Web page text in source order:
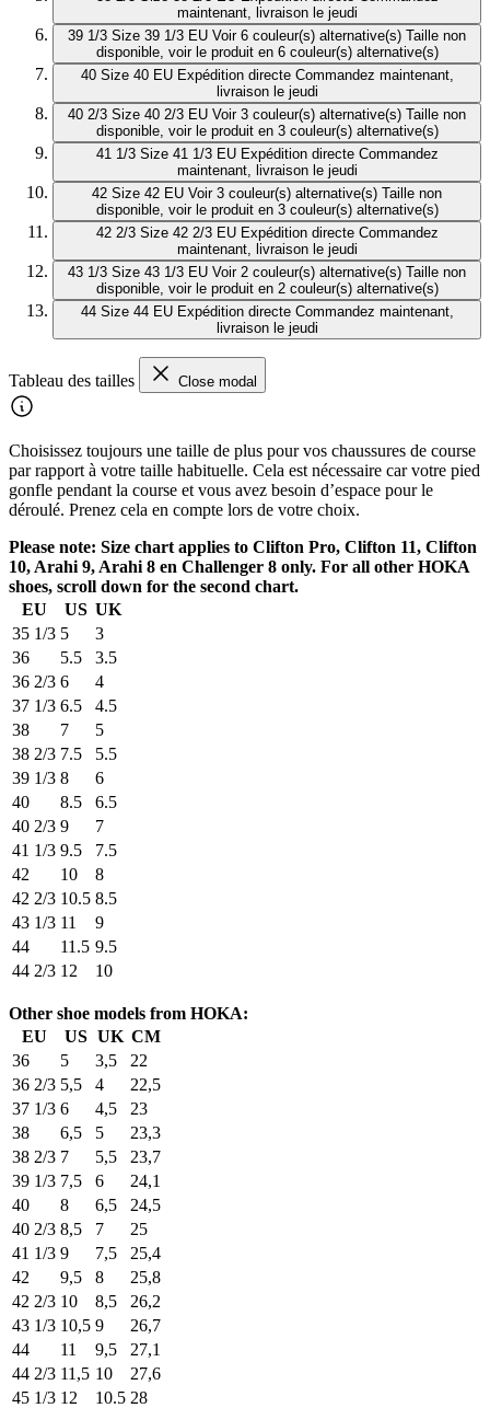
maintenant, livraison le jeudi
39 1/3 Size 39 1/3 EU Voir 6 couleur(s) alternative(s) Taille non
disponible, voir le produit en 6 couleur(s) alternative(s)
40 Size 40 EU Expédition directe Commandez maintenant,
livraison le jeudi
40 2/3 Size 40 2/3 EU Voir 3 couleur(s) alternative(s) Taille non
disponible, voir le produit en 3 couleur(s) alternative(s)
41 1/3 Size 41 1/3 EU Expédition directe Commandez
maintenant, livraison le jeudi
42 Size 42 EU Voir 3 couleur(s) alternative(s) Taille non
disponible, voir le produit en 3 couleur(s) alternative(s)
42 2/3 Size 42 2/3 EU Expédition directe Commandez
maintenant, livraison le jeudi
43 1/3 Size 43 1/3 EU Voir 2 couleur(s) alternative(s) Taille non
disponible, voir le produit en 2 couleur(s) alternative(s)
44 Size 44 EU Expédition directe Commandez maintenant,
livraison le jeudi
Tableau des tailles Close modal
Choisissez toujours une taille de plus pour vos chaussures de course
par rapport à votre taille habituelle. Cela est nécessaire car votre pied
gonfle pendant la course et vous avez besoin d’espace pour le
déroulé. Prenez cela en compte lors de votre choix.
Please note: Size chart applies to Clifton Pro, Clifton 11, Clifton
10, Arahi 9, Arahi 8 en Challenger 8 only. For all other HOKA
shoes, scroll down for the second chart.
EU
US UK
35 1/3 5
3
36
5.5
3.5
36 2/3 6
4
37 1/3 6.5
4.5
38
7
5
38 2/3 7.5
5.5
39 1/3 8
6
40
8.5
6.5
40 2/3 9
7
41 1/3 9.5
7.5
42
10
8
42 2/3 10.5 8.5
43 1/3 11
9
44
11.5 9.5
44 2/3 12 10
Other shoe models from HOKA:
EU
US UK CM
36
5 3,5
22
36 2/3 5,5 4
22,5
37 1/3 6 4,5
23
38
6,5 5
23,3
38 2/3 7 5,5
23,7
39 1/3 7,5 6
24,1
40
8 6,5
24,5
40 2/3 8,5 7
25
41 1/3 9 7,5
25,4
42
9,5 8
25,8
42 2/3 10 8,5
26,2
43 1/3 10,5 9
26,7
44
11 9,5
27,1
44 2/3 11,5 10
27,6
45 1/3 12 10.5 28